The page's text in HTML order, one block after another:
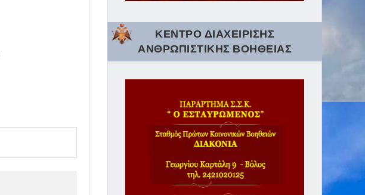
ΚΕΝΤΡΟ ΔΙΑΧΕΙΡΙΣΗΣ
ΑΝΘΡΩΠΙΣΤΙΚΗΣ ΒΟΗΘΕΙΑΣ